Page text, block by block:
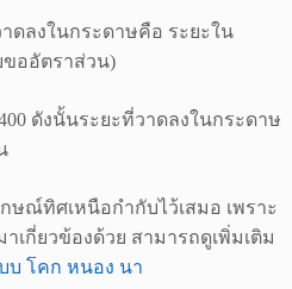
ดลงในกระดาษคือ ระยะใน
ขออัตราส่วน)
ดังนั้นระยะที่วาดลงในกระดาษ
ณ์ทิศเหนือกำกับไว้เสมอ เพราะ
เกี่ยวข้องด้วย สามารถดูเพิ่มเติม
บ โคก หนอง นา